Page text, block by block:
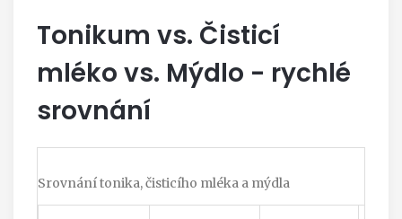
Tonikum vs. Čisticí
mléko vs. Mýdlo - rychlé
srovnání
Srovnání tonika, čisticího mléka a mýdla